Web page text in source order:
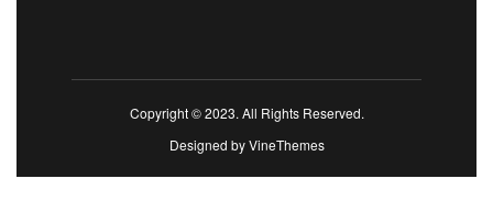
Copyright © 2023. All Rights Reserved.
Designed byVineThemes